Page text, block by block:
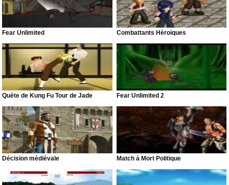
Fear Unlimited Combattants Héroïques
Quête de Kung Fu Tour de Jade Fear Unlimited 2
Décision médiévale Match à Mort Politique